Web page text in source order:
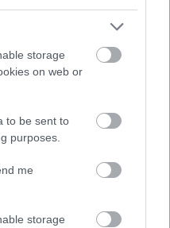
storage
on web or
to be sent to
purposes.
me
storage